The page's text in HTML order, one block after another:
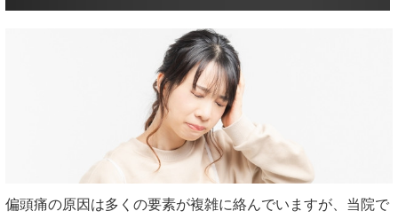
偏頭痛の原因は多くの要素が複雑に絡んでいますが、当院で